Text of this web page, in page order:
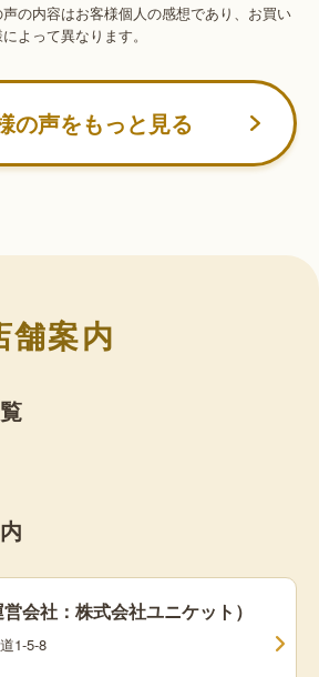
の内容はお客様個人の感想であり、お買い
よって異なります。
の声をもっと見る
舗案内
会社：株式会社ユニケット）
1-5-8